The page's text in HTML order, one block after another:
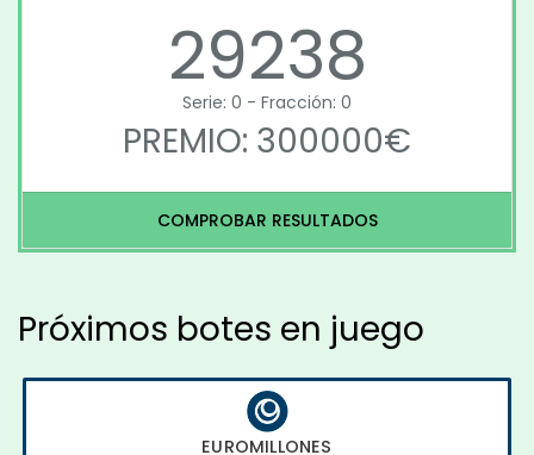
29238
Serie: 0 - Fracción: 0
PREMIO: 300000€
COMPROBAR RESULTADOS
Próximos botes en juego
EUROMILLONES